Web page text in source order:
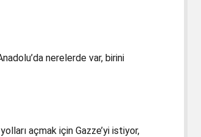
nerelerde var, birini
açmak için Gazze’yi istiyor,